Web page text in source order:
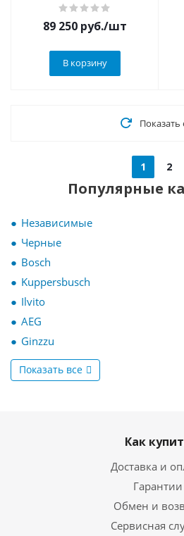
89 250 руб./шт
В корзину
1 2
Популярные
Независимые
Черные
Bosch
Kuppersbusch
Ilvito
AEG
Ginzzu
Показать все
Как
Доставка и
Гарантии
Обмен и
Сервисная